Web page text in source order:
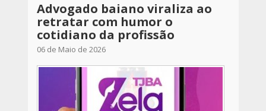
Advogado baiano viraliza ao
retratar com humor o
cotidiano da profissão
06 de Maio de 2026